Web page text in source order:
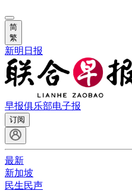
简
繁
新明日报
早报俱乐部电子报
订阅
最新
新加坡
民生民声